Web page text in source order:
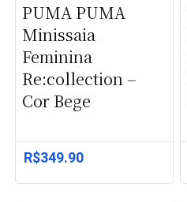
PUMA PUMA
Minissaia
Feminina
Re:collection –
Cor Bege
R$349.90